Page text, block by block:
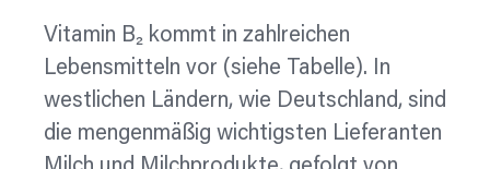
Vitamin B₂ kommt in zahlreichen
Lebensmitteln vor (siehe Tabelle). In
westlichen Ländern, wie Deutschland, sind
die mengenmäßig wichtigsten Lieferanten